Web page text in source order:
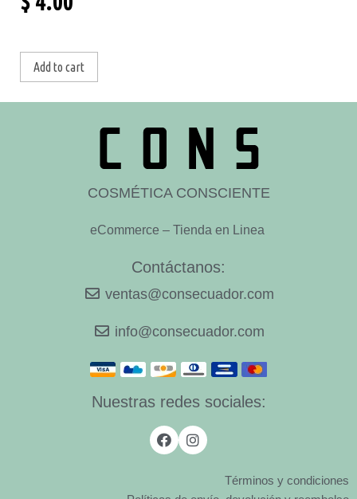
Add to cart
Contáctanos:
ventas@consecuador.com
info@consecuador.com
COSMÉTICA CONSCIENTE
eCommerce – Tienda en Linea
Nuestras redes sociales:
Términos y condiciones